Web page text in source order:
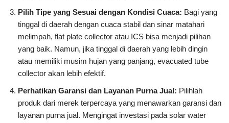
Pilih Tipe yang Sesuai dengan Kondisi Cuaca: Bagi yang
tinggal di daerah dengan cuaca stabil dan sinar matahari
melimpah, flat plate collector atau ICS bisa menjadi pilihan
yang baik. Namun, jika tinggal di daerah yang lebih dingin
atau memiliki musim hujan yang panjang, evacuated tube
collector akan lebih efektif.
Perhatikan Garansi dan Layanan Purna Jual: Pilihlah
produk dari merek terpercaya yang menawarkan garansi dan
layanan purna jual. Mengingat investasi pada solar water